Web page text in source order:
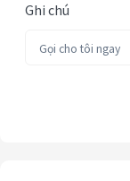
Ghi chú